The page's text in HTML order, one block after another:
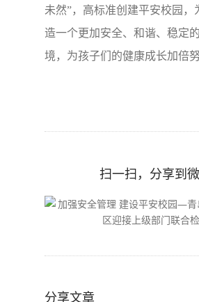
未然”，高标准创建平安校园，
造一个更加安全、和谐、稳定
境，为孩子们的健康成长加倍努
扫一扫，分享到
分享文章